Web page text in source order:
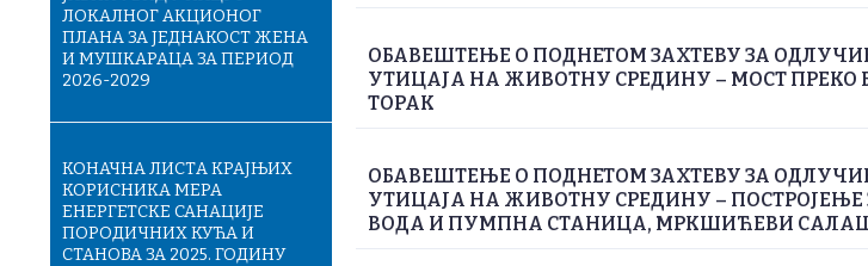
ЛОКАЛНОГ АКЦИОНОГ
ПЛАНА ЗА ЈЕДНАКОСТ ЖЕНА
И МУШКАРАЦА ЗА ПЕРИОД
2026-2029
КОНАЧНA ЛИСТA КРАЈЊИХ
КОРИСНИКА МЕРА
ЕНЕРГЕТСКЕ САНАЦИЈЕ
ПОРОДИЧНИХ КУЋА И
СТАНОВА ЗА 2025. ГОДИНУ
ОБАВЕШТЕЊЕ О ПОДНЕТОМ ЗАХТЕВУ ЗА
УТИЦАЈА НА ЖИВОТНУ СРЕДИНУ – МОСТ ПРЕКО
ТОРАК
ОБАВЕШТЕЊЕ О ПОДНЕТОМ ЗАХТЕВУ ЗА
УТИЦАЈА НА ЖИВОТНУ СРЕДИНУ –
ВОДА И ПУМПНА СТАНИЦА, МРКШИЋЕВИ